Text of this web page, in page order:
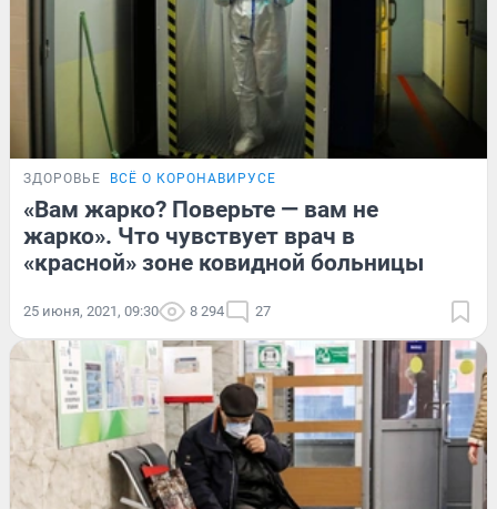
ЗДОРОВЬЕ ВСЁ О КОРОНАВИРУСЕ
«Вам жарко? Поверьте — вам не
жарко». Что чувствует врач в
«красной» зоне ковидной больницы
25 июня, 2021, 09:30 8 294 27